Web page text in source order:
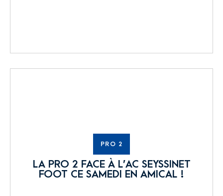
PRO 2
LA PRO 2 FACE À L’AC SEYSSINET
FOOT CE SAMEDI EN AMICAL !